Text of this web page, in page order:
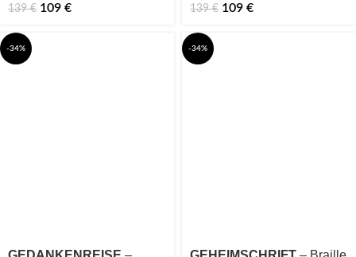
139€ 109 € 139€ 109 €
-34% -34%